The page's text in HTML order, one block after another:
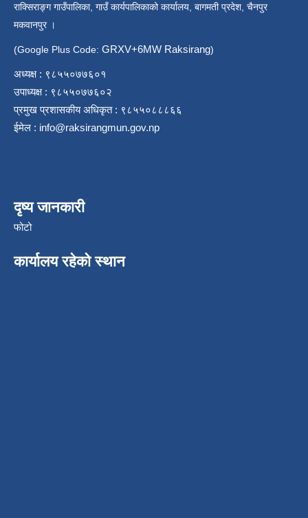
राक्सिराङ्ग गाउँपालिका, गाउँ कार्यपालिकाको कार्यालय, बागमती प्रदेश, चैनपुर
मकवानपुर ।
(Google Plus Code: GRXV+6MW Raksirang)
अध्यक्ष : ९८५५०७७६०१
उपाध्यक्ष : ९८५५०७७६०२
प्रमुख प्रशासकीय अधिकृत : ९८५५०८८८६६
ईमेल : info@raksirangmun.gov.np
दृष्य जानकारी
फोटो
कार्यालय रहेको स्थान